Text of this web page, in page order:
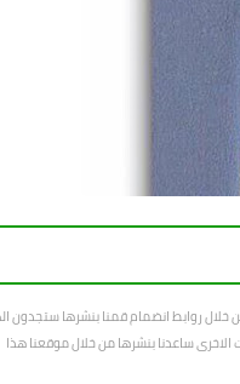
روابط انضمام قمنا بنشرها ستجدون
الاخرى ساعدنا بنشرها من خلال موقعنا هذا